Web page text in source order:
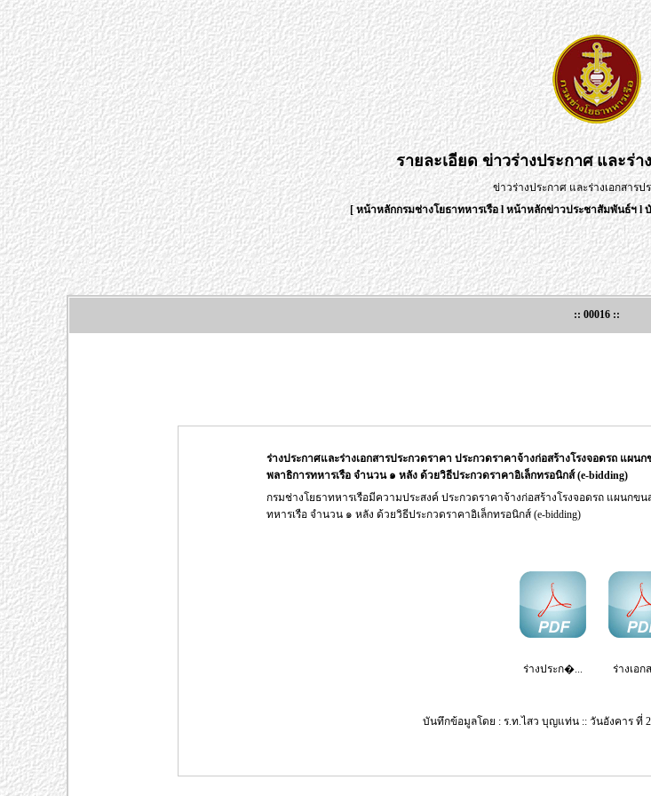
รายละเอียดข่าวร่างประกาศ และร่า
ข่าวร่างประกาศ และร่างเอกสารป
[หน้าหลักกรมช่างโยธาทหารเรือlหน้าหลักข่าวประชาสัมพันธ์ฯl
:: 00016 ::
ร่างประกาศและร่างเอกสารประกวดราคา ประกวดราคาจ้างก่อสร้างโรงจอดรถ แผน
พลาธิการทหารเรือ จำนวน ๑ หลัง ด้วยวิธีประกวดราคาอิเล็กทรอนิกส์ (e-bidding)
กรมช่างโยธาทหารเรือมีความประสงค์ ประกวดราคาจ้างก่อสร้างโรงจอดรถ แผนกข
ทหารเรือ จำนวน ๑ หลัง ด้วยวิธีประกวดราคาอิเล็กทรอนิกส์ (e-bidding)
ร่างประก�... ร่างเอก
บันทึกข้อมูลโดย : ร.ท.ไสว บุญแท่น :: วันอังคาร ที่